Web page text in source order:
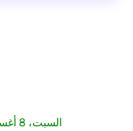
السبت، 8 أغسطس